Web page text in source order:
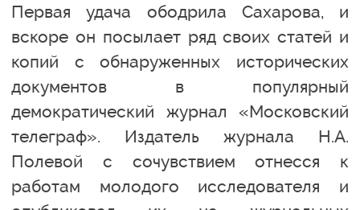
Первая удача ободрила Сахарова, и
вскоре он посылает ряд своих статей и
копий с обнаруженных исторических
документов в популярный
демократический журнал «Московский
телеграф». Издатель журнала Н.А.
Полевой с сочувствием отнесся к
работам молодого исследователя и